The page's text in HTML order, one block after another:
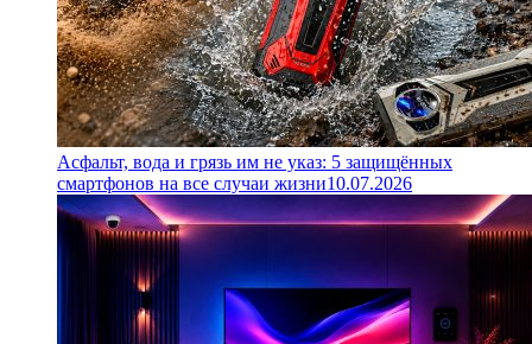
Асфальт, вода и грязь им не указ: 5 защищённых
смартфонов на все случаи жизни10.07.2026